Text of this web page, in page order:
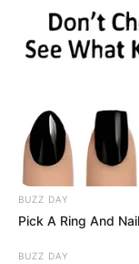
Eingabe prüfen:
*Pflichtfelder
Das Wissen, das
BUZZ DAY
Pick A Ring And
BUZZ DAY